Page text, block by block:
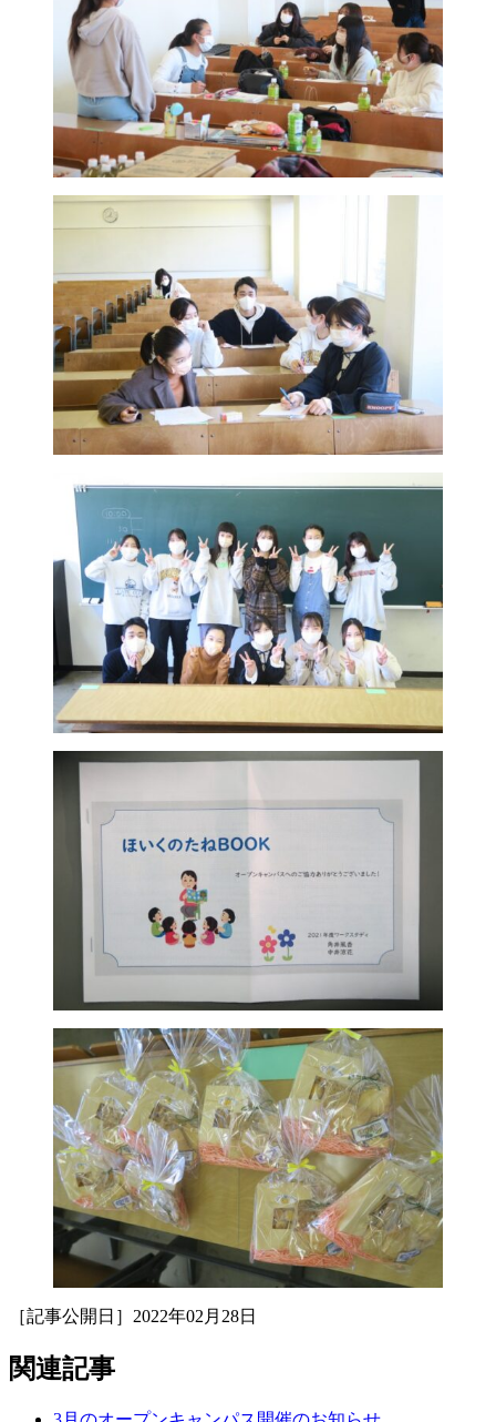
［記事公開日］2022年02月28日
関連記事